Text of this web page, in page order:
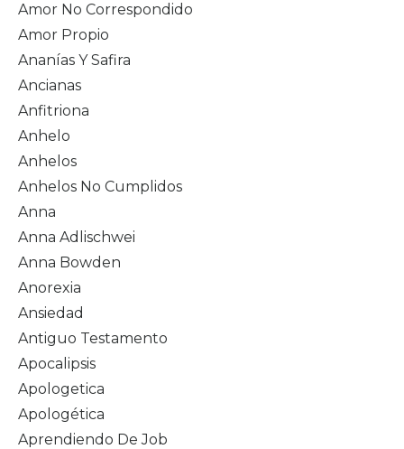
Amor No Correspondido
Amor Propio
Ananías Y Safira
Ancianas
Anfitriona
Anhelo
Anhelos
Anhelos No Cumplidos
Anna
Anna Adlischwei
Anna Bowden
Anorexia
Ansiedad
Antiguo Testamento
Apocalipsis
Apologetica
Apologética
Aprendiendo De Job